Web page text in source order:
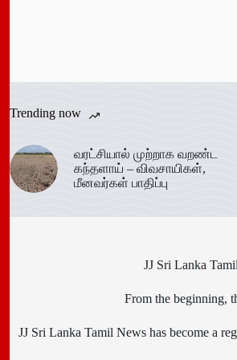
Trending now
வரட்சியால் முற்றாக வறண்ட
கந்தளாய் – விவசாயிகள்,
மீனவர்கள் பாதிப்பு
JJ Sri Lanka
From the beginning,
JJ Sri Lanka Tamil News has become a